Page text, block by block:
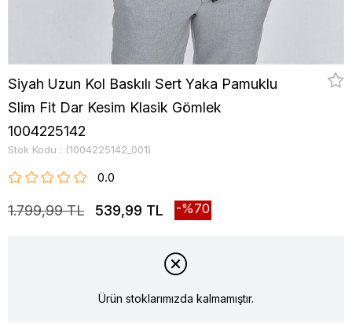
Siyah Uzun Kol Baskılı Sert Yaka Pamuklu
Slim Fit Dar Kesim Klasik Gömlek
1004225142
Stok Kodu (1004225142_001)
0.0
1.799,99 TL 539,99 TL 70
Ürün stoklarımızda kalmamıştır.